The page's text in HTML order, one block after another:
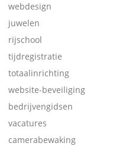
webdesign
juwelen
rijschool
tijdregistratie
totaalinrichting
website-beveiliging
bedrijvengidsen
vacatures
camerabewaking